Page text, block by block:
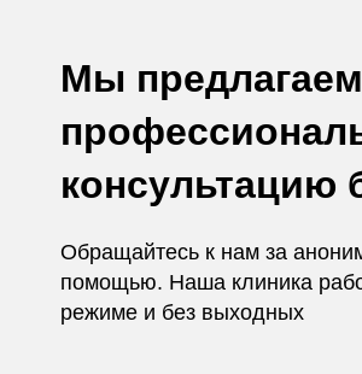
Мы предлагаем
консультацию
Обращайтесь к нам за
помощью. Наша клиника
режиме и без выходных